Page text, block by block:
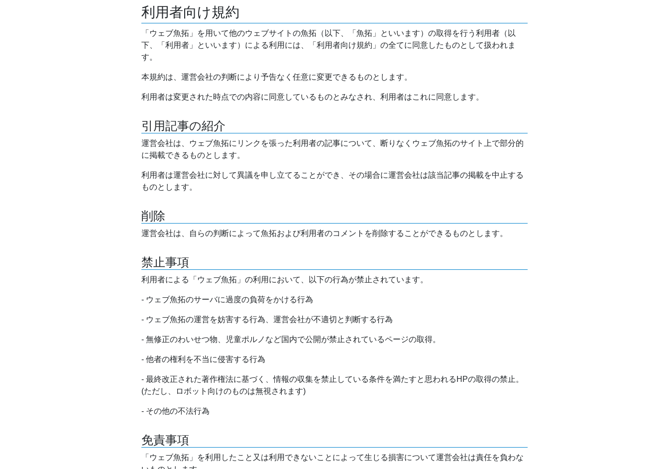
利用者向け規約
「ウェブ魚拓」を用いて他のウェブサイトの魚拓（以下、「魚拓」といいます）の取得を行う利用者（以
下、「利用者」といいます）による利用には、「利用者向け規約」の全てに同意したものとして扱われま
す。
本規約は、運営会社の判断により予告なく任意に変更できるものとします。
利用者は変更された時点での内容に同意しているものとみなされ、利用者はこれに同意します。
引用記事の紹介
運営会社は、ウェブ魚拓にリンクを張った利用者の記事について、断りなくウェブ魚拓のサイト上で部分的
に掲載できるものとします。
利用者は運営会社に対して異議を申し立てることができ、その場合に運営会社は該当記事の掲載を中止する
ものとします。
削除
運営会社は、自らの判断によって魚拓および利用者のコメントを削除することができるものとします。
禁止事項
利用者による「ウェブ魚拓」の利用において、以下の行為が禁止されています。
- ウェブ魚拓のサーバに過度の負荷をかける行為
- ウェブ魚拓の運営を妨害する行為、運営会社が不適切と判断する行為
- 無修正のわいせつ物、児童ポルノなど国内で公開が禁止されているページの取得。
- 他者の権利を不当に侵害する行為
- 最終改正された著作権法に基づく、情報の収集を禁止している条件を満たすと思われるHPの取得の禁止。
(ただし、ロボット向けのものは無視されます)
- その他の不法行為
免責事項
「ウェブ魚拓」を利用したこと又は利用できないことによって生じる損害について運営会社は責任を負わな